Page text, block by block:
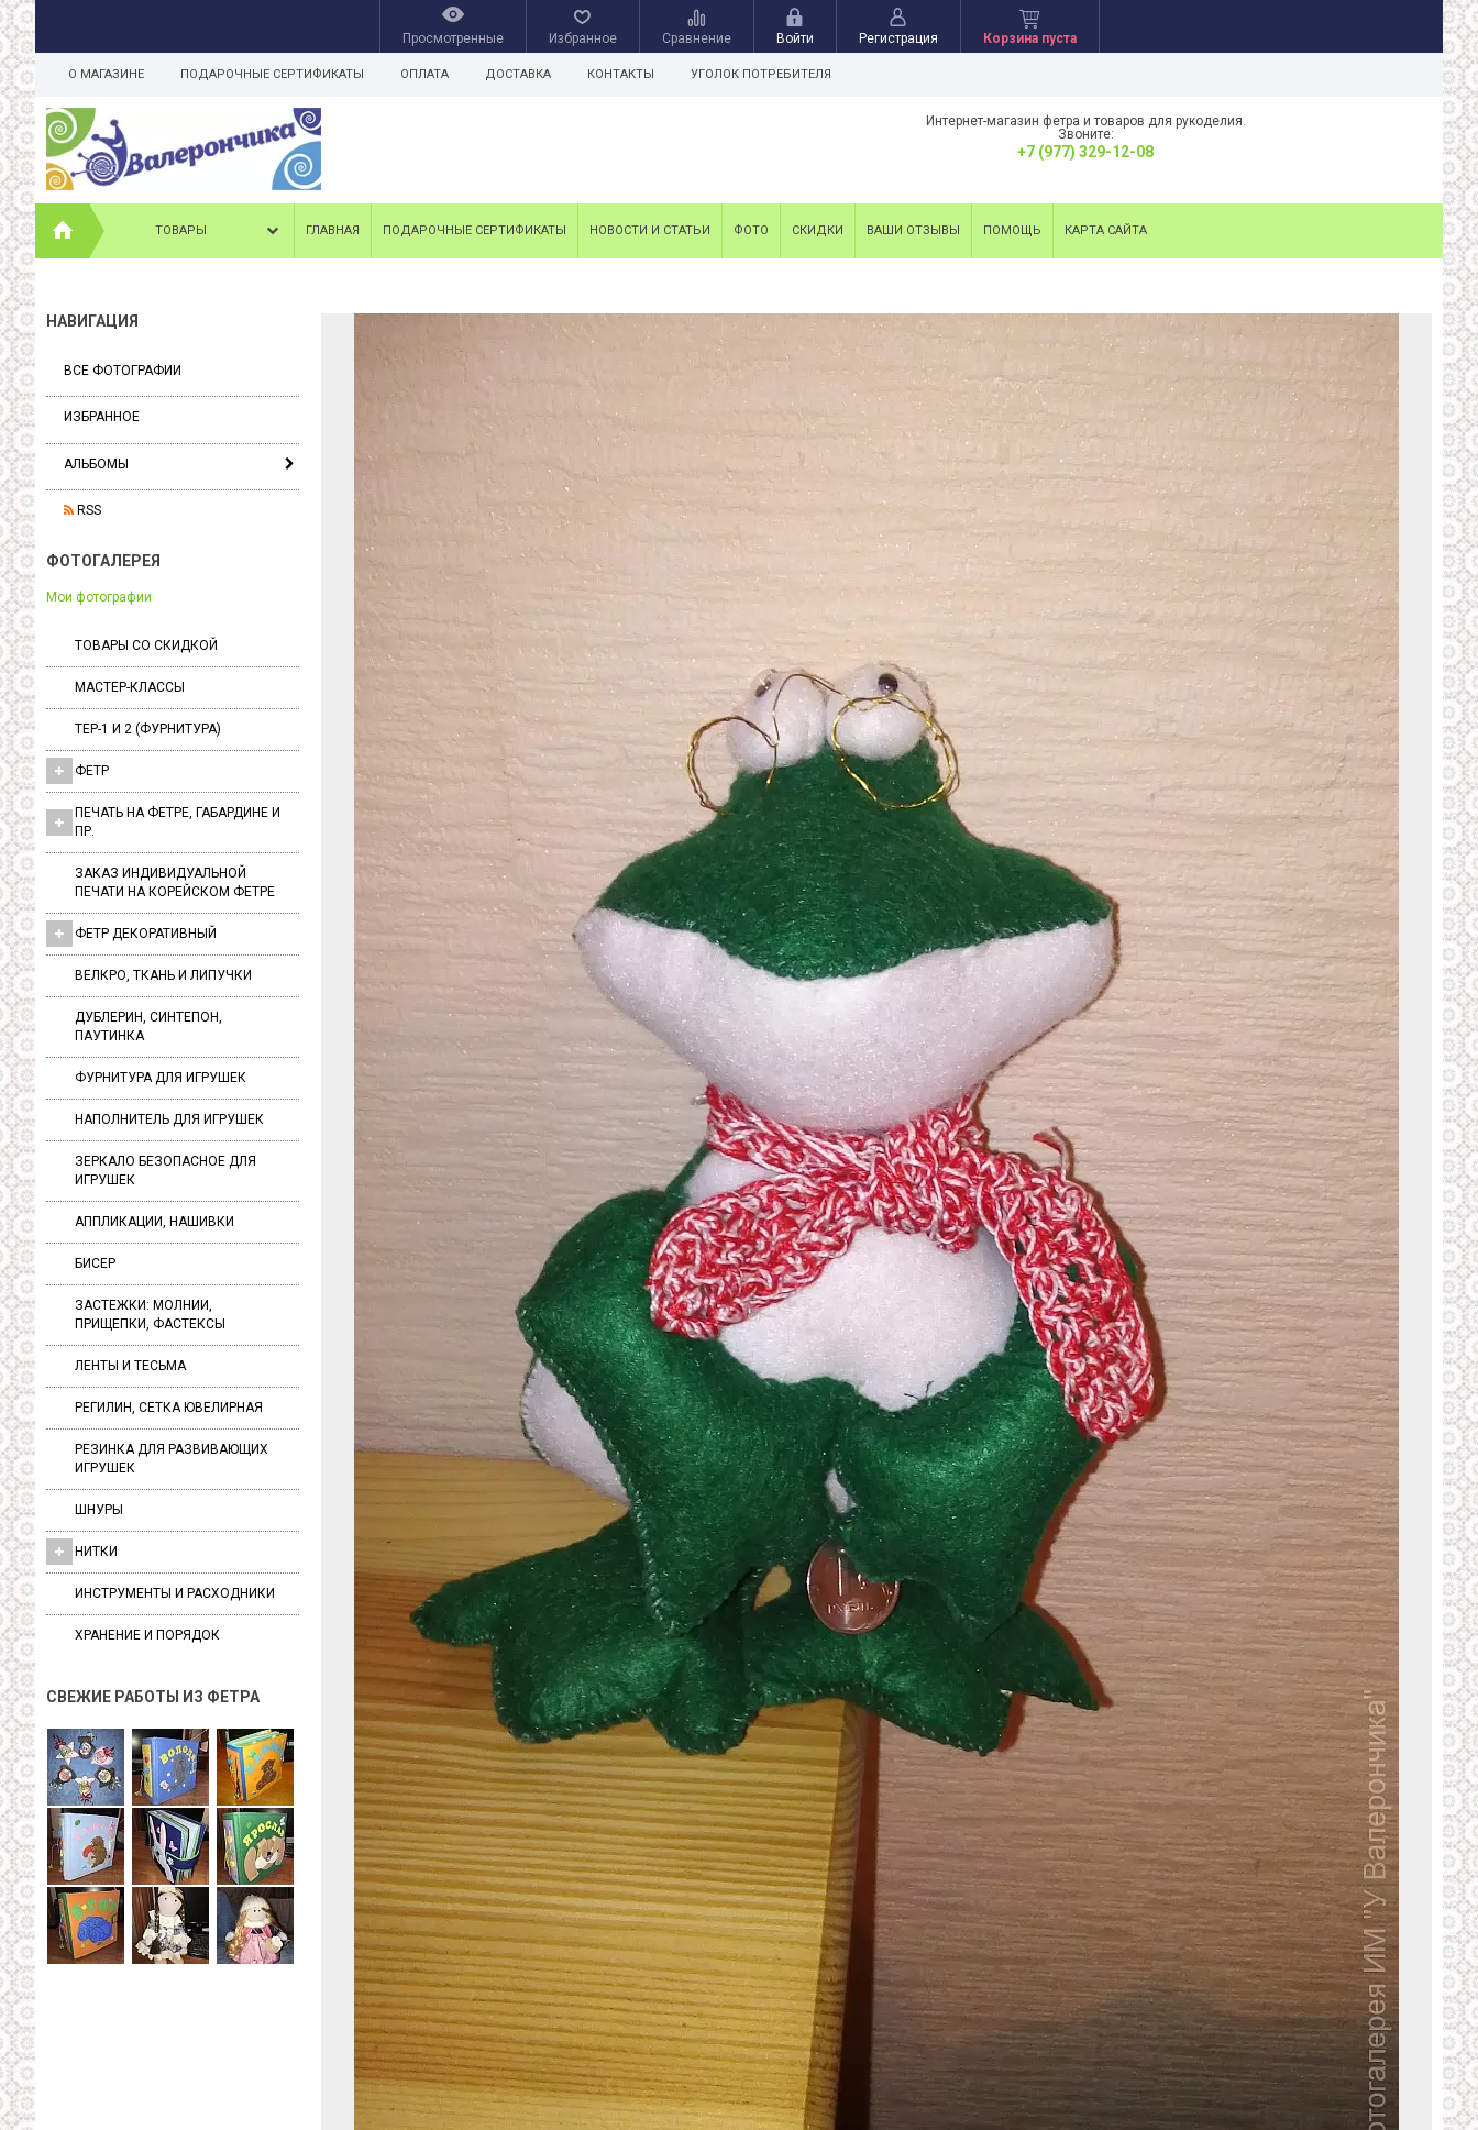
Просмотренные Избранное Сравнение Войти Регистрация Корзина пуста
О МАГАЗИНЕ ПОДАРОЧНЫЕ СЕРТИФИКАТЫ ОПЛАТА ДОСТАВКА КОНТАКТЫ УГОЛОК ПОТРЕБИТЕЛЯ
Интернет-магазин фетра и товаров для рукоделия.
Звоните:
+7 (977) 329-12-08
ТОВАРЫ ГЛАВНАЯ ПОДАРОЧНЫЕ СЕРТИФИКАТЫ НОВОСТИ И СТАТЬИ ФОТО СКИДКИ ВАШИ ОТЗЫВЫ ПОМОЩЬ КАРТА САЙТА
НАВИГАЦИЯ
ВСЕ ФОТОГРАФИИ
ИЗБРАННОЕ
АЛЬБОМЫ
RSS
ФОТОГАЛЕРЕЯ
Мои фотографии
ТОВАРЫ СО СКИДКОЙ
МАСТЕР-КЛАССЫ
ТЕР-1 И 2 (ФУРНИТУРА)
ФЕТР
ПЕЧАТЬ НА ФЕТРЕ, ГАБАРДИНЕ И
ПР.
ЗАКАЗ ИНДИВИДУАЛЬНОЙ
ПЕЧАТИ НА КОРЕЙСКОМ ФЕТРЕ
ФЕТР ДЕКОРАТИВНЫЙ
ВЕЛКРО, ТКАНЬ И ЛИПУЧКИ
ДУБЛЕРИН, СИНТЕПОН,
ПАУТИНКА
ФУРНИТУРА ДЛЯ ИГРУШЕК
НАПОЛНИТЕЛЬ ДЛЯ ИГРУШЕК
ЗЕРКАЛО БЕЗОПАСНОЕ ДЛЯ
ИГРУШЕК
АППЛИКАЦИИ, НАШИВКИ
БИСЕР
ЗАСТЕЖКИ: МОЛНИИ,
ПРИЩЕПКИ, ФАСТЕКСЫ
ЛЕНТЫ И ТЕСЬМА
РЕГИЛИН, СЕТКА ЮВЕЛИРНАЯ
РЕЗИНКА ДЛЯ РАЗВИВАЮЩИХ
ИГРУШЕК
ШНУРЫ
НИТКИ
ИНСТРУМЕНТЫ И РАСХОДНИКИ
ХРАНЕНИЕ И ПОРЯДОК
СВЕЖИЕ РАБОТЫ ИЗ ФЕТРА